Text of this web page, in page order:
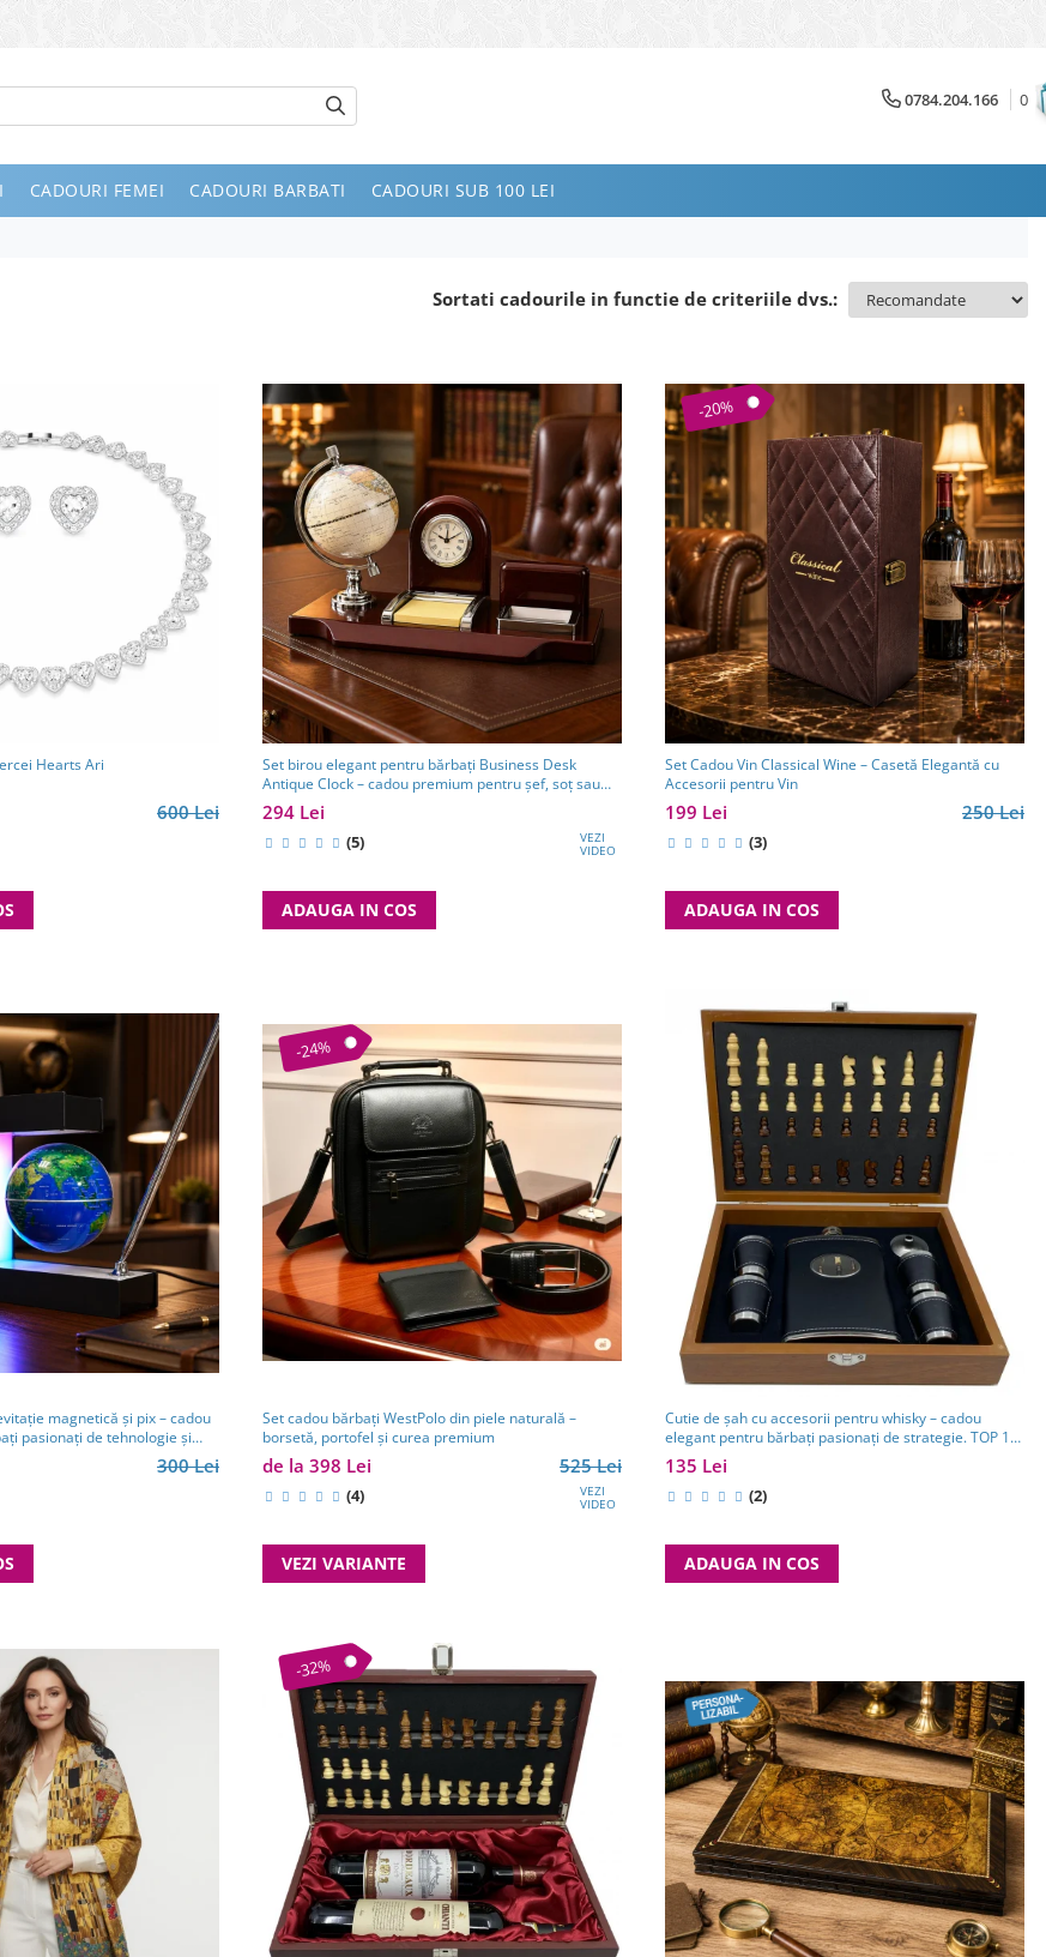
0784.204.166 0
CADOURI FEMEI CADOURI BARBATI CADOURI SUB 100 LEI
Sortati cadourile in functie de criteriile dvs.:
Hearts Ari
600 Lei
Set birou elegant pentru bărbați Business Desk
Antique Clock – cadou premium pentru șef, soț sau
partener de afaceri
294 Lei
(5) VEZI
VIDEO
ADAUGA IN COS
-20%
Set Cadou Vin Classical Wine – Casetă Elegantă cu
Accesorii pentru Vin
250 Lei
199 Lei
(3)
ADAUGA IN COS
magnetică și pix – cadou
pasionați de tehnologie și
300 Lei
-24%
Set cadou bărbați WestPolo din piele naturală –
borsetă, portofel și curea premium
525 Lei
de la 398 Lei
(4) VEZI
VIDEO
VEZI VARIANTE
Cutie de șah cu accesorii pentru whisky – cadou
elegant pentru bărbați pasionați de strategie. TOP 10
Cadouri Barbati
135 Lei
(2)
ADAUGA IN COS
-32%